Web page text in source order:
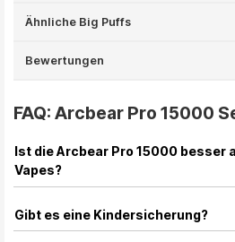
Ähnliche Big Puffs
Bewertungen
FAQ: Arcbear Pro 15000
Ist die Arcbear Pro 15000 besser
Vapes?
Gibt es eine Kindersicherung?